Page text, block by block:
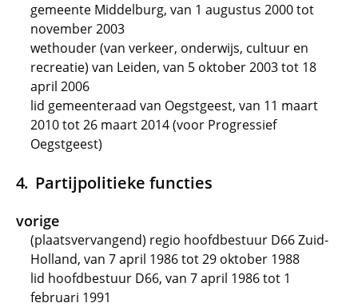
gemeente Middelburg, van 1 augustus 2000 tot
november 2003
wethouder (van verkeer, onderwijs, cultuur en
recreatie) van Leiden, van 5 oktober 2003 tot 18
april 2006
lid gemeenteraad van Oegstgeest, van 11 maart
2010 tot 26 maart 2014 (voor Progressief
Oegstgeest)
Partijpolitieke functies
vorige
(plaatsvervangend) regio hoofdbestuur D66 Zuid-
Holland, van 7 april 1986 tot 29 oktober 1988
lid hoofdbestuur D66, van 7 april 1986 tot 1
februari 1991